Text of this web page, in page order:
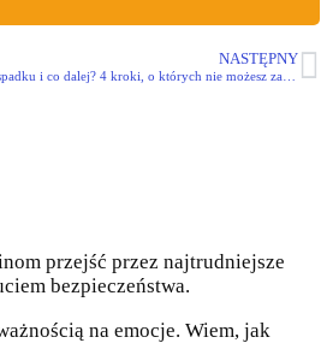
NASTĘPNY
przejść przez najtrudniejsze
bezpieczeństwa.
na emocje. Wiem, jak